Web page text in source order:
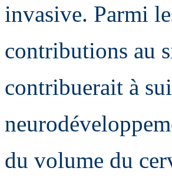
invasive. Parmi
contributions au
contribuerait à
du volume du